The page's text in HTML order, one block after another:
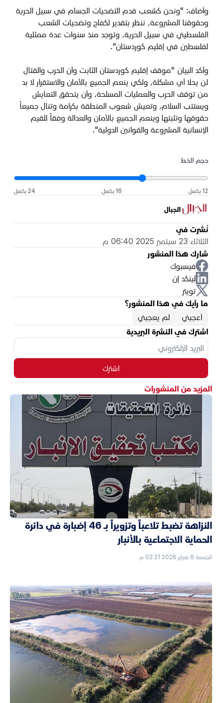
وأضاف: "ونحن كشعب قدم التضحيات الجسام في سبيل الحرية
وحقوقنا المشروعة، ننظر بتقدير لكفاح وتضحيات الشعب
الفلسطيني في سبيل الحرية، وتوجد منذ سنوات عدة ممثلية
لفلسطين في إقليم كوردستان".
وأكد البيان "موقف إقليم كوردستان الثابت وأن الحرب والقتال
لن يحلا أي مشكلة، ولكي ينعم الجميع بالأمان والاستقرار لا بد
من توقف الحرب والعمليات المسلحة، وأن يتحقق التعايش
ويستتب السلام، وتعيش شعوب المنطقة بكرامة وتنال جميعاً
حقوقها وتثبتها وينعم الجميع بالأمان والعدالة وفقاً للقيم
الإنسانية المشروعة والقوانين الدولية".
حجم الخط
12 بكسل 16 بكسل 24 بكسل
الجبال
نُشرت في
الثلاثاء 23 سبتمبر 2025 06:40 م
شارك هذا المنشور
فيسبوك
لينكد إن
تويتر
ما رأيك في هذا المنشور؟
أعجبني
لم يعجبني
اشترك في النشرة البريدية
اشترك
المزيد من المنشورات
النزاهة تضبط تلاعباً وتزويراً بـ 46 إضبارة في دائرة
الحماية الاجتماعية بالأنبار
الجمعة 6 فبراير 2026 02:21 م